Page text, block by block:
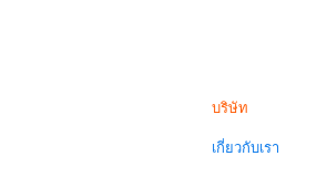
บริษัท
เกี่ยวกับเรา